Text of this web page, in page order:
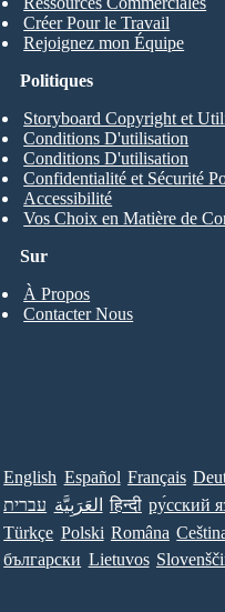
Créer Pour le Travail
Rejoignez mon Équipe
Sur
À Propos
Contacter Nous
Politiques
Storyboard Copyright et
Conditions D'utilisation
Conditions D'utilisation
Confidentialité et Sécurité
Accessibilité
Vos Choix en Matière de
English Español Français
עברית العَرَبِيَّة हिन्दी ру́сский
Türkçe Polski Româna
български Lietuvos